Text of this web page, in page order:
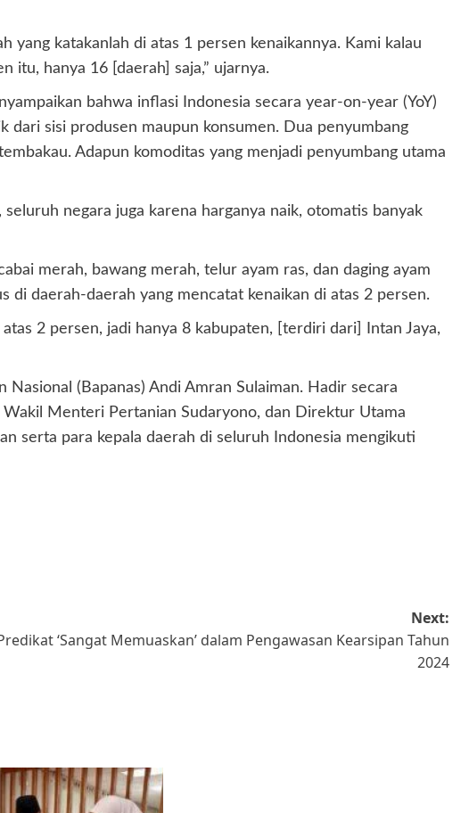
yang katakanlah di atas 1 persen kenaikannya. Kami kalau
itu, hanya 16 [daerah] saja,” ujarnya.
bahwa inflasi Indonesia secara year-on-year (YoY)
sisi produsen maupun konsumen. Dua penyumbang
Adapun komoditas yang menjadi penyumbang utama
negara juga karena harganya naik, otomatis banyak
merah, bawang merah, telur ayam ras, dan daging ayam
di daerah-daerah yang mencatat kenaikan di atas 2 persen.
2 persen, jadi hanya 8 kabupaten, [terdiri dari] Intan Jaya,
(Bapanas) Andi Amran Sulaiman. Hadir secara
Menteri Pertanian Sudaryono, dan Direktur Utama
serta para kepala daerah di seluruh Indonesia mengikuti
Next:
‘Sangat Memuaskan’ dalam Pengawasan Kearsipan Tahun
2024